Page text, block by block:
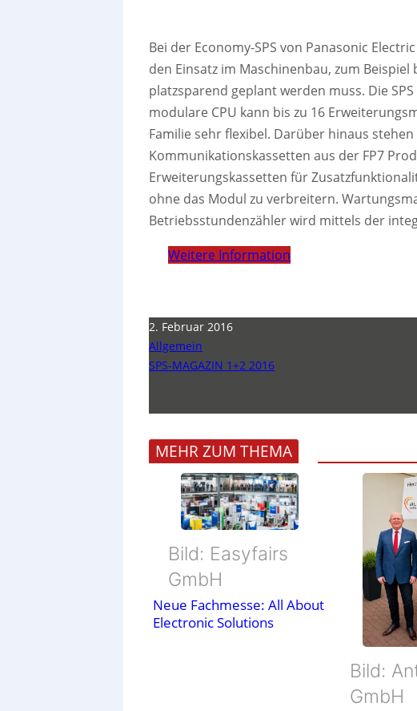
Bei der Economy-SPS von Panasonic
den Einsatz im Maschinenbau, zum Beispiel
platzsparend geplant werden muss. Die
modulare CPU kann bis zu 16
Familie sehr flexibel. Darüber hinaus
Kommunikationskassetten aus der FP7
Erweiterungskassetten für
ohne das Modul zu verbreitern.
Betriebsstundenzähler wird mittels der
Weitere Information
2. Februar 2016
Allgemein
SPS-MAGAZIN 1+2 2016
MEHR ZUM THEMA
Bild: Easyfairs
GmbH
Neue Fachmesse: All About
Electronic Solutions
Bild:
GmbH